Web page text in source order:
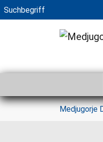
Zum Hauptinhalt springen
Sie sind hier:
Medjugorje